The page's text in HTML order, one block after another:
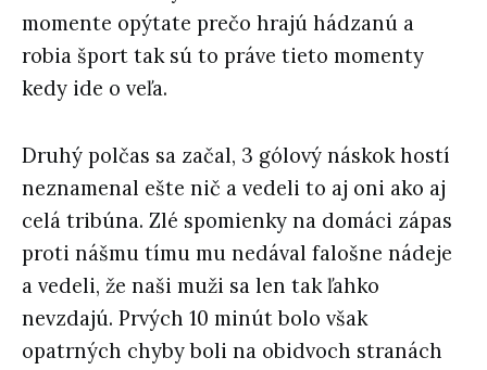
momente opýtate prečo hrajú hádzanú a
robia šport tak sú to práve tieto momenty
kedy ide o veľa.
Druhý polčas sa začal, 3 gólový náskok hostí
neznamenal ešte nič a vedeli to aj oni ako aj
celá tribúna. Zlé spomienky na domáci zápas
proti nášmu tímu mu nedával falošne nádeje
a vedeli, že naši muži sa len tak ľahko
nevzdajú. Prvých 10 minút bolo však
opatrných chyby boli na obidvoch stranách